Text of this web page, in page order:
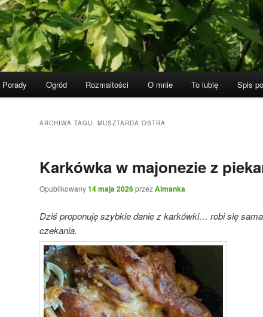
Porady Ogród Rozmaitości O mnie To lubię Spis
ARCHIWA TAGU: MUSZTARDA OSTRA
Karkówka w majonezie z
Opublikowany14 maja 2026przezAlmanka
Dziś proponuję szybkie danie z karkówki… robi się
czekania.